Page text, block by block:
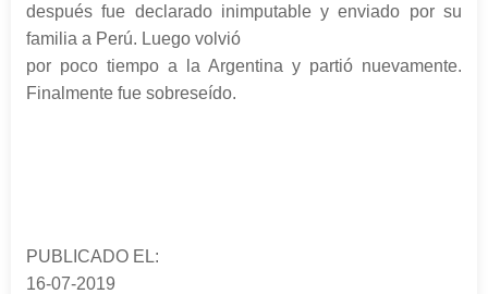
después fue declarado inimputable y enviado por su
familia a Perú. Luego volvió
por poco tiempo a la Argentina y partió nuevamente.
Finalmente fue sobreseído.
PUBLICADO EL:
16-07-2019